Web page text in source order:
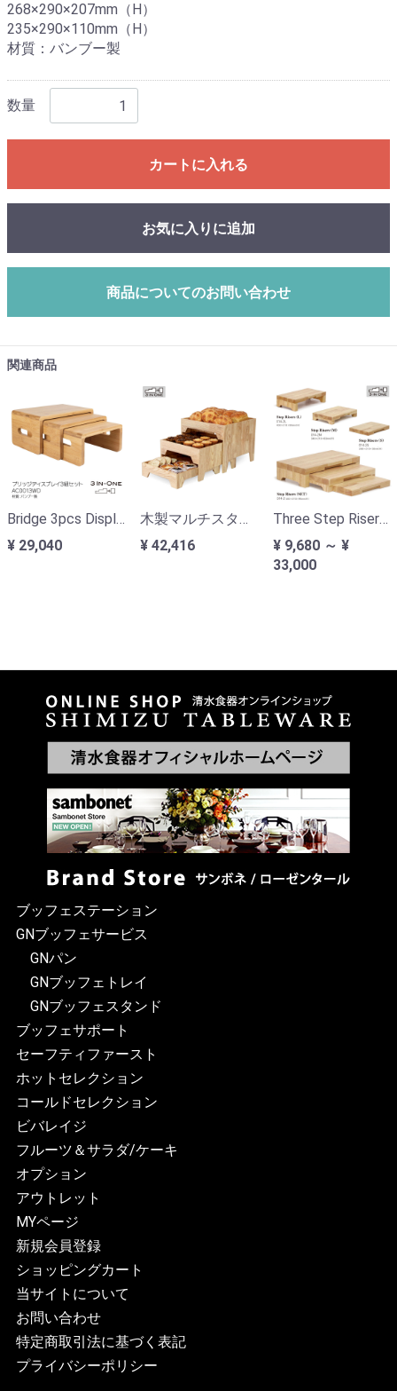
268×290×207mm（H）
235×290×110mm（H）
材質：バンブー製
数量
カートに入れる
お気に入りに追加
商品についてのお問い合わせ
関連商品
Bridge 3pcs Display Stand ブリッジディスプレイ3組セット
¥ 29,040
木製マルチスタンド
¥ 42,416
Three Step Risers ３ステップライザー
¥ 9,680 ～ ¥
33,000
ブッフェステーション
GNブッフェサービス
GNパン
GNブッフェトレイ
GNブッフェスタンド
ブッフェサポート
セーフティファースト
ホットセレクション
コールドセレクション
ビバレイジ
フルーツ＆サラダ/ケーキ
オプション
アウトレット
MYページ
新規会員登録
ショッピングカート
当サイトについて
お問い合わせ
特定商取引法に基づく表記
プライバシーポリシー